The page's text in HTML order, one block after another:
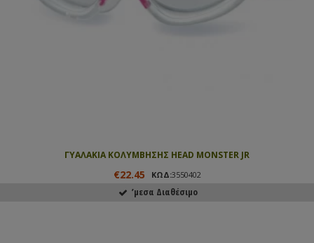
ΓΥΑΛΑΚΙΑ ΚΟΛΥΜΒΗΣΗΣ HEAD MONSTER JR
€22.45 ΚΩΔ:3550402
ʼμεσα Διαθέσιμο